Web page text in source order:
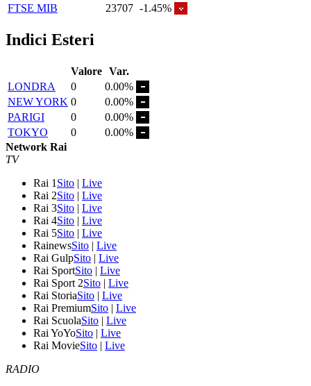
FTSE MIB
23707 -1.45%
Indici Esteri
Valore Var.
LONDRA
0
0.00%
NEW YORK 0
0.00%
PARIGI
0
0.00%
TOKYO
0
0.00%
Network Rai
TV
Rai 1 Sito | Live
Rai 2Sito | Live
Rai 3Sito | Live
Rai 4Sito | Live
Rai 5Sito | Live
RainewsSito | Live
Rai GulpSito | Live
Rai SportSito | Live
Rai Sport 2Sito | Live
Rai StoriaSito | Live
Rai PremiumSito | Live
Rai ScuolaSito | Live
Rai YoYoSito | Live
Rai MovieSito | Live
RADIO